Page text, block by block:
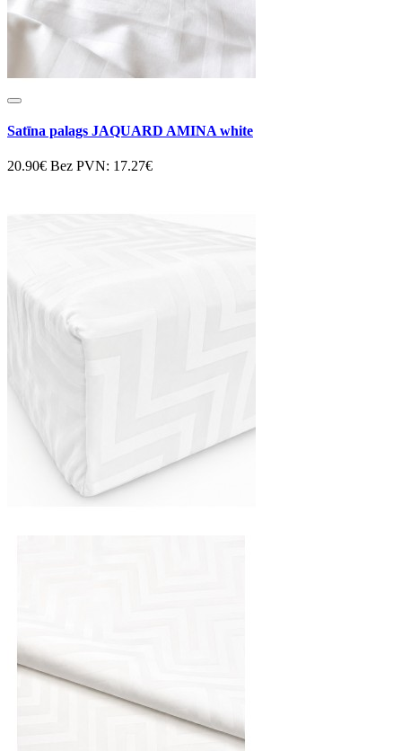
Satīna palags JAQUARD AMINA white
20.90€ Bez PVN: 17.27€